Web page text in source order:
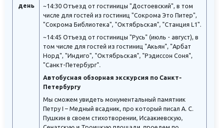
день
~14:30 Отъезд от гостиницы "Достоевский", в том
числе для гостей из гостиниц "Сокрома Это Питер",
"Сокрома Библиотека", "Октябрьская", "Станция L1".
~14:45 Отъезд от гостиницы "Русь" (июль - август), в
том числе для гостей из гостиниц "Акьян", "Арбат
Норд", "Индиго", "Октябрьская", "Рэдиссон Соня",
"Санкт-Петербург".
Автобусная обзорная экскурсия по Санкт-
Петербургу
Мы сможем увидеть монументальный памятник
Петру I – Медный всадник, про который писал А. С.
Пушкин в своем стихотворении, Исаакиевскую,